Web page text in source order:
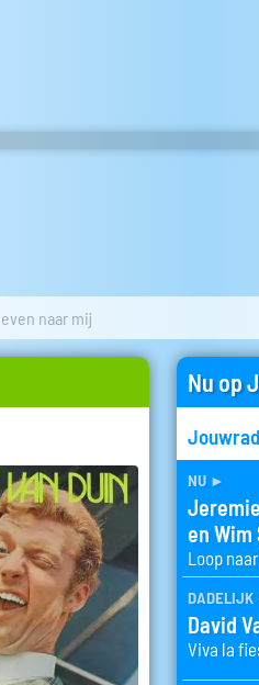
naar mij
Nu op
nu ►
en
Loop
dadelijk
David
Viva la